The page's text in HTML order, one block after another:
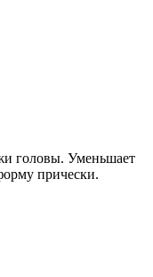
головы. Уменьшает
прически.